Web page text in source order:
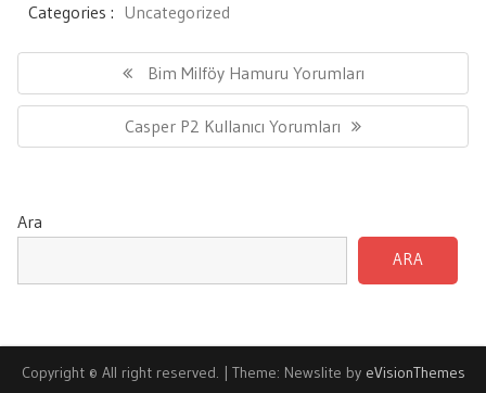
Categories : Uncategorized
Previous
Post:
Bim Milföy Hamuru Yorumları
Next
Post:
Casper P2 Kullanıcı Yorumları
Ara
ARA
Copyright © All right reserved. | Theme: Newslite by eVisionThemes